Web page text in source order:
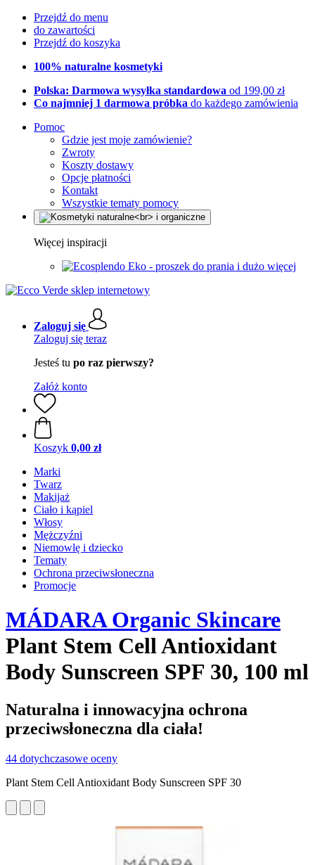
Przejdź do menu
do zawartości
Przejdź do koszyka
100% naturalne kosmetyki
Polska: Darmowa wysyłka standardowa od 199,00 zł
Co najmniej 1 darmowa próbka do każdego zamówienia
Pomoc
Gdzie jest moje zamówienie?
Zwroty
Koszty dostawy
Opcje płatności
Kontakt
Wszystkie tematy pomocy
Więcej inspiracji
Eko - proszek do prania i dużo więcej
Zaloguj się
Zaloguj się teraz
Jesteś tu po raz pierwszy?
Załóż konto
Koszyk 0,00 zł
Marki
Twarz
Makijaż
Ciało i kąpiel
Włosy
Mężczyźni
Niemowlę i dziecko
Tematy
Ochrona przeciwsłoneczna
Promocje
MÁDARA Organic Skincare
Plant Stem Cell Antioxidant
Body Sunscreen SPF 30, 100 ml
Naturalna i innowacyjna ochrona
przeciwsłoneczna dla ciała!
44 dotychczasowe oceny
Plant Stem Cell Antioxidant Body Sunscreen SPF 30